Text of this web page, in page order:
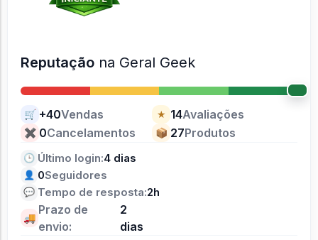
Reputação na Geral Geek
🛒 +40Vendas ★ 14Avaliações
✖ 0Cancelamentos 📦 27Produtos
🕒 Último login:4 dias
👤 0Seguidores
💬 Tempo de resposta:2h
🚚
Prazo de
envio:
2
dias